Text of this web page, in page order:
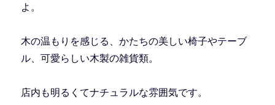
よ。
木の温もりを感じる、かたちの美しい椅子やテーブ
ル、可愛らしい木製の雑貨類。
店内も明るくてナチュラルな雰囲気です。